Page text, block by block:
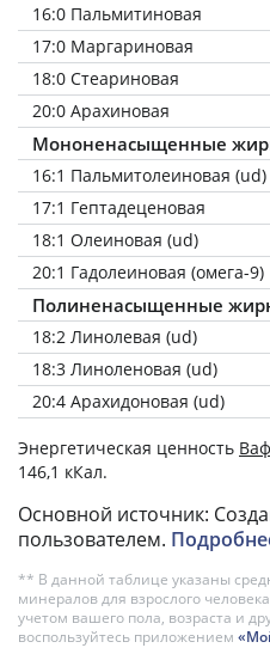
16:0 Пальмитиновая
17:0 Маргариновая
18:0 Стеариновая
20:0 Арахиновая
Мононенасыщенные
16:1 Пальмитолеиновая (ud)
17:1 Гептадеценовая
18:1 Олеиновая (ud)
20:1 Гадолеиновая (омега-9)
Полиненасыщенные
18:2 Линолевая (ud)
18:3 Линоленовая (ud)
20:4 Арахидоновая (ud)
Энергетическая ценность
146,1 кКал.
Основной источник:
пользователем.
** В данной таблице указаны
минералов для взрослого
учетом вашего пола, возраста и
воспользуйтесь приложением